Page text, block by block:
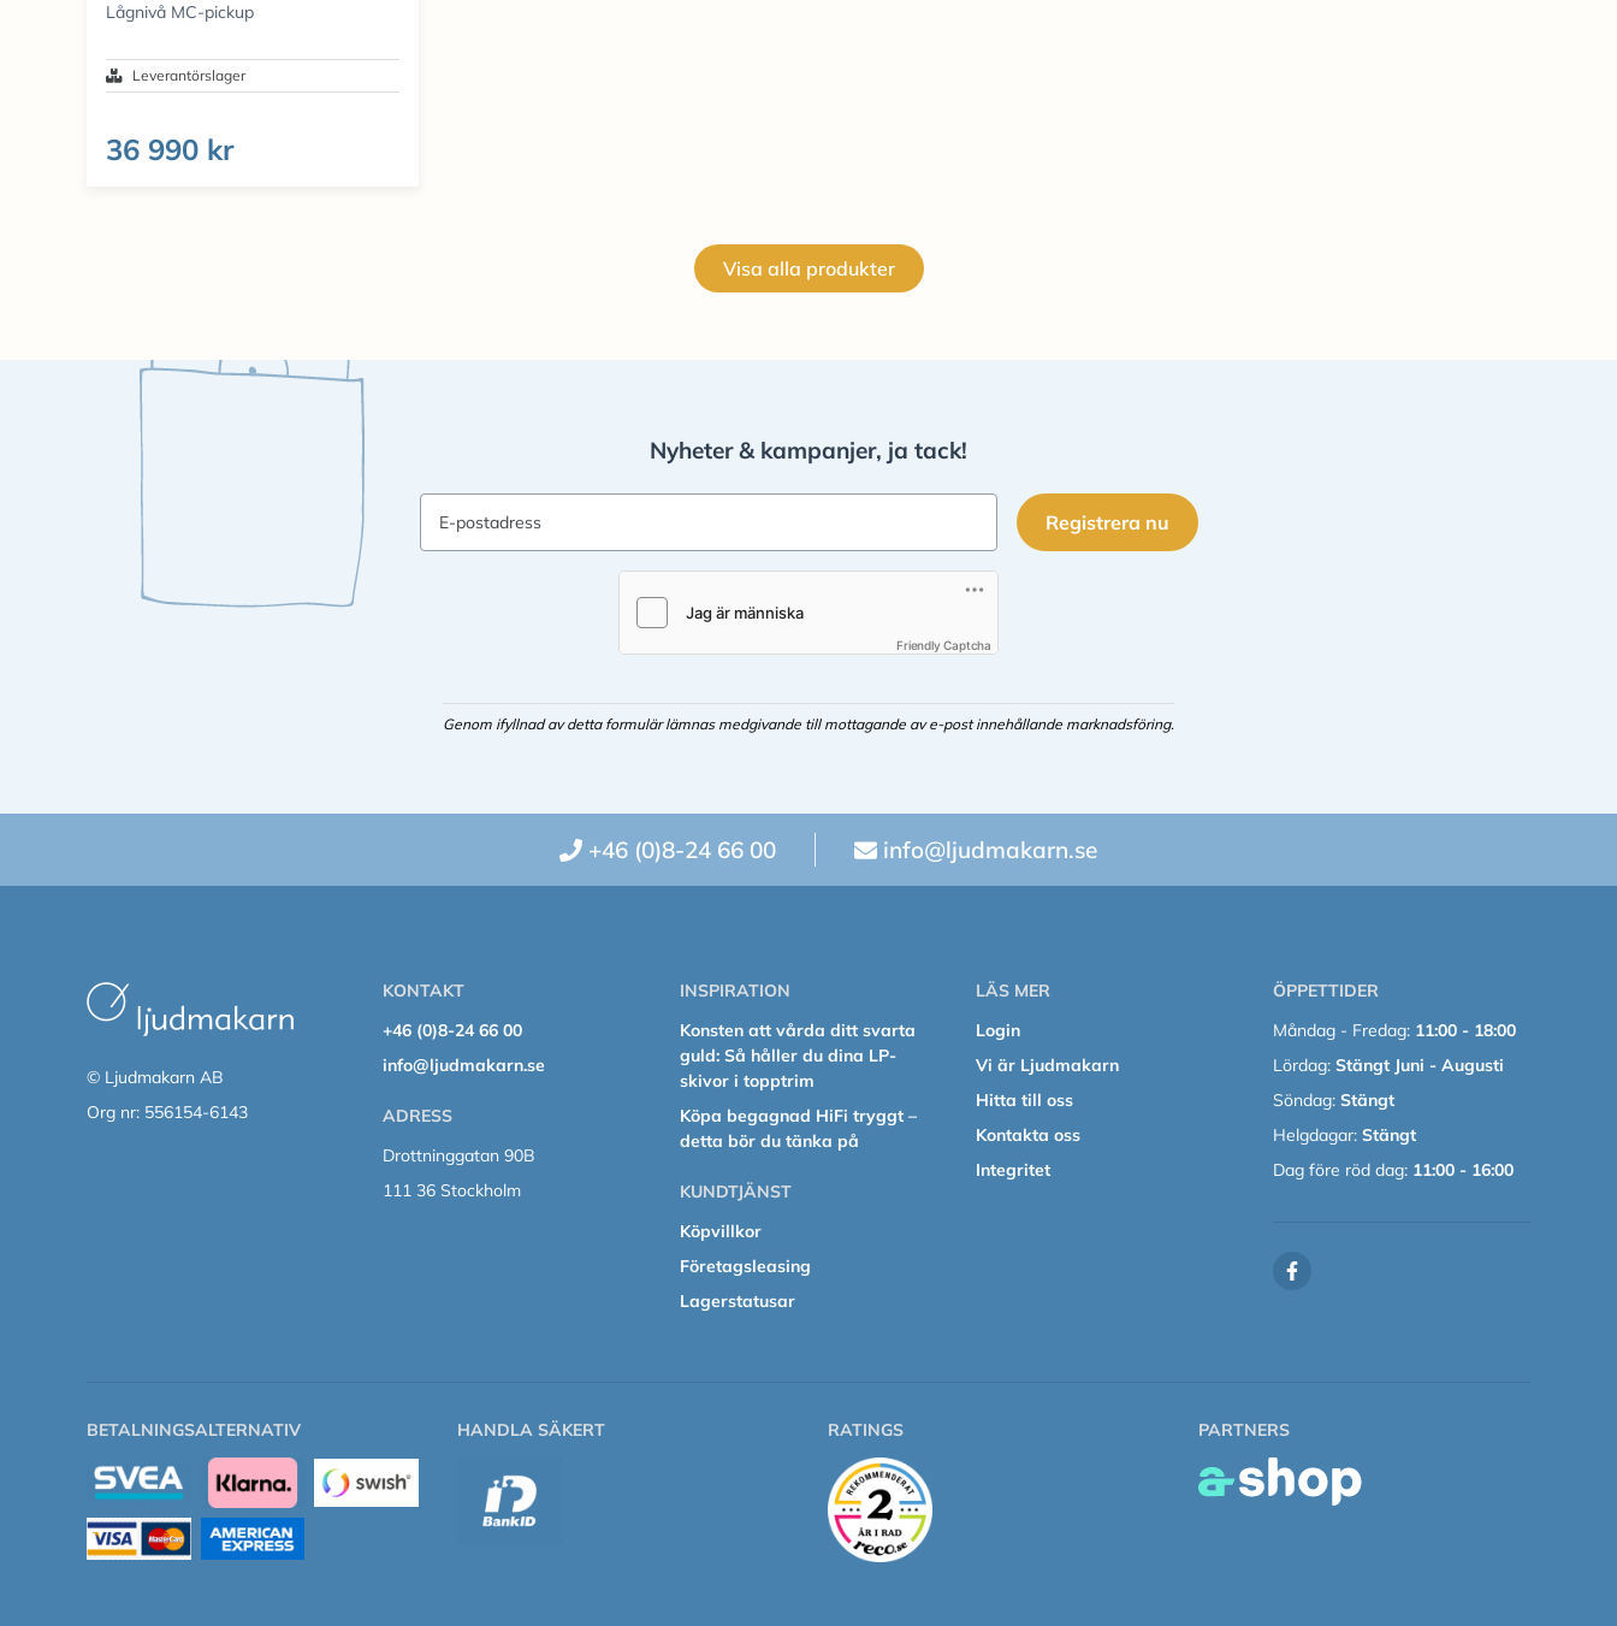
Lågnivå MC-pickup
Leverantörslager
36 990 kr
Visa alla produkter
Nyheter & kampanjer, ja tack!
E-postadress Registrera nu
Friendly Captcha
Genom ifyllnad av detta formulär lämnas medgivande till mottagande av e-post innehållande marknadsföring.
+46 (0)8-24 66 00 info@ljudmakarn.se
© Ljudmakarn AB
Org nr: 556154-6143
KONTAKT
+46 (0)8-24 66 00
info@ljudmakarn.se
ADRESS
Drottninggatan 90B
111 36 Stockholm
INSPIRATION
Konsten att vårda ditt svarta
guld: Så håller du dina LP-
skivor i topptrim
Köpa begagnad HiFi tryggt –
detta bör du tänka på
KUNDTJÄNST
Köpvillkor
Företagsleasing
Lagerstatusar
LÄS MER
Login
Vi är Ljudmakarn
Hitta till oss
Kontakta oss
Integritet
ÖPPETTIDER
Måndag - Fredag: 11:00 - 18:00
Lördag:Stängt Juni - Augusti
Söndag:Stängt
Helgdagar:Stängt
Dag före röd dag:11:00 - 16:00
BETALNINGSALTERNATIV HANDLA SÄKERT RATINGS PARTNERS